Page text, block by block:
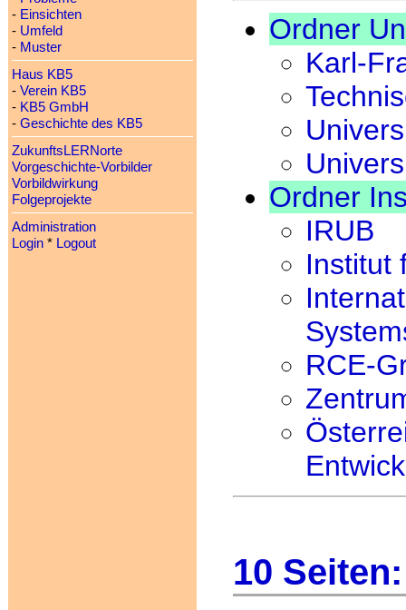
- Einsichten
- Umfeld
- Muster
Haus KB5
- Verein KB5
- KB5 GmbH
- Geschichte des KB5
ZukunftsLERNorte
Vorgeschichte-Vorbilder
Vorbildwirkung
Folgeprojekte
Administration
Login* Logout
Ordner
Karl-
Ordner
IRUB
Institut
RCE-
10 Seiten: